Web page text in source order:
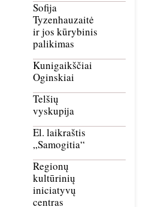
Sofija
Tyzenhauzaitė
ir jos kūrybinis
palikimas
Kunigaikščiai
Oginskiai
Telšių
vyskupija
El. laikraštis
„Samogitia“
Regionų
kultūrinių
iniciatyvų
centras